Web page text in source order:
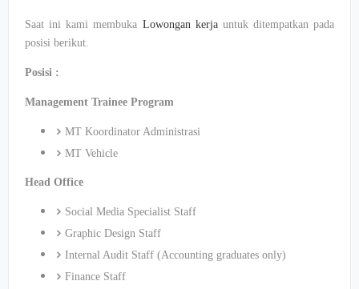
Saat ini kami membuka Lowongan kerjauntuk ditempatkan pada
posisi berikut.
Posisi :
Management Trainee Program
MT Koordinator Administrasi
MT Vehicle
Head Office
Social Media Specialist Staff
Graphic Design Staff
Internal Audit Staff (Accounting graduates only)
Finance Staff